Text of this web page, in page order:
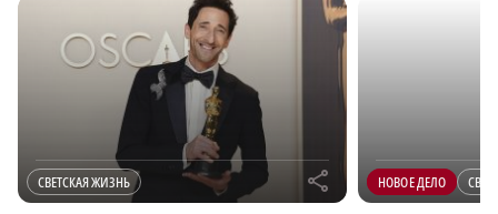
СВЕТСКАЯ ЖИЗНЬ r НОВОЕ ДЕЛО